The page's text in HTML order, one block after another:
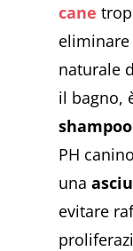
cane
naturale
il bagno,
PH
una
evitare